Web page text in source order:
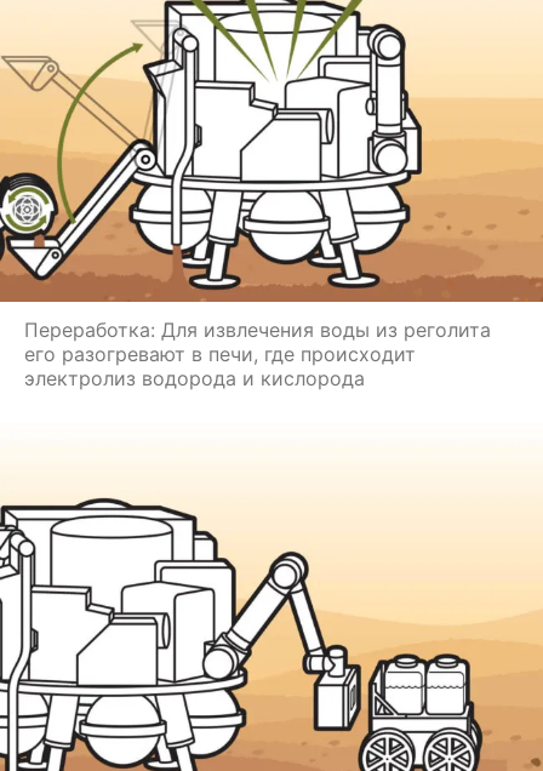
Переработка: Для извлечения воды из реголита
его разогревают в печи, где происходит
электролиз водорода и кислорода